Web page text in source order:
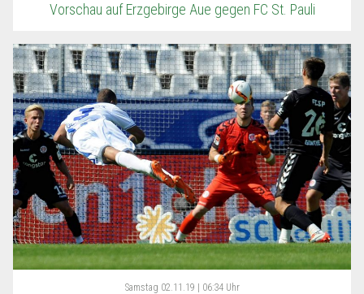
Vorschau auf Erzgebirge Aue gegen FC St. Pauli
Samstag 02.11.19 | 06:34 Uhr